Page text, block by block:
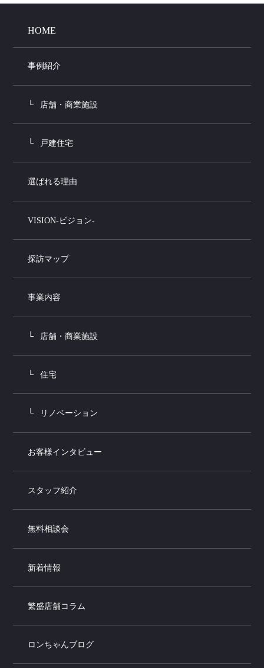
HOME
事例紹介
店舗・商業施設
戸建住宅
選ばれる理由
VISION-ビジョン-
探訪マップ
事業内容
店舗・商業施設
住宅
リノベーション
お客様インタビュー
スタッフ紹介
無料相談会
新着情報
繁盛店舗コラム
ロンちゃんブログ